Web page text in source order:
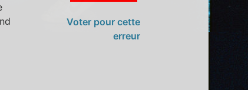
Voter pour cette
erreur